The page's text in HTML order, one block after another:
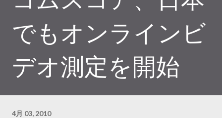
でもオンラインビ
デオ測定を開始
4月 03, 2010